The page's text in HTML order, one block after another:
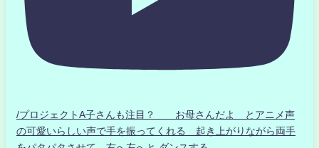
/プロジェクトA子さんも注目？ お母さんだよ とアニメ声
の可愛いらしい声で手を振ってくれる 起き上がりながら両手